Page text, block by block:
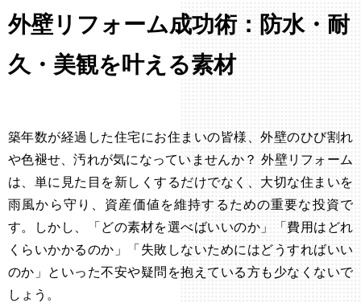
外壁リフォーム成功術：防水・耐
久・美観を叶える素材
築年数が経過した住宅にお住まいの皆様、外壁のひび割れ
や色褪せ、汚れが気になっていませんか？ 外壁リフォーム
は、単に見た目を新しくするだけでなく、大切な住まいを
雨風から守り、資産価値を維持するための重要な投資で
す。しかし、「どの素材を選べばいいのか」「費用はどれ
くらいかかるのか」「失敗しないためにはどうすればいい
のか」といった不安や疑問を抱えている方も少なくないで
しょう。